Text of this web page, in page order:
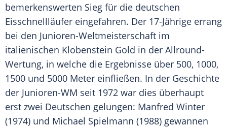
bemerkenswerten Sieg für die deutschen
Eisschnellläufer eingefahren. Der 17-Jährige errang
bei den Junioren-Weltmeisterschaft im
italienischen Klobenstein Gold in der Allround-
Wertung, in welche die Ergebnisse über 500, 1000,
1500 und 5000 Meter einfließen. In der Geschichte
der Junioren-WM seit 1972 war dies überhaupt
erst zwei Deutschen gelungen: Manfred Winter
(1974) und Michael Spielmann (1988) gewannen